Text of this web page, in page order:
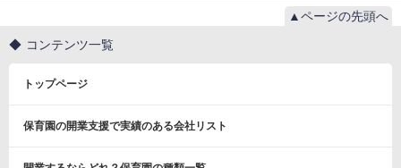
▲ページの先頭へ
コンテンツ一覧
トップページ
保育園の開業支援で実績のある会社リスト